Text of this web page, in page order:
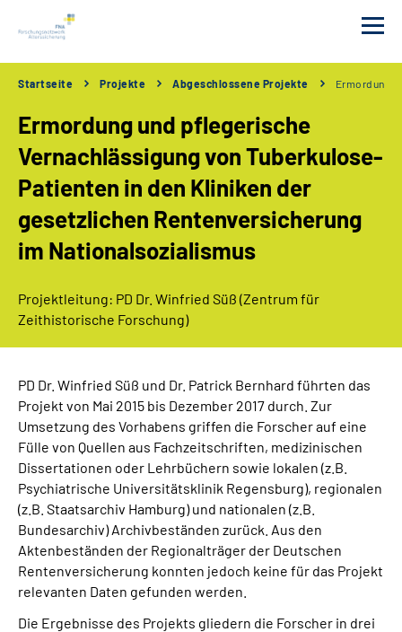
Förderungen
Tagungen
Projekte
Publikationen
Newsletter
Erklärung zur Barrierefreiheit in Deutscher
Gebärdensprache
Erklärung zur Barrierefreiheit in Leichter Sprache
Erweiterte Suche
Startseite Projekte Abgeschlossene Projekte Ermordung
Ermordung und pflegerische
Vernachlässigung von Tuberkulose-
Patienten in den Kliniken der
gesetzlichen Rentenversicherung
im Nationalsozialismus
Projektleitung: PD Dr. Winfried Süß (Zentrum für
Zeithistorische Forschung)
PD Dr. Winfried Süß und Dr. Patrick Bernhard führten das
Projekt von Mai 2015 bis Dezember 2017 durch. Zur
Umsetzung des Vorhabens griffen die Forscher auf eine
Fülle von Quellen aus Fachzeitschriften, medizinischen
Dissertationen oder Lehrbüchern sowie lokalen (z.B.
Psychiatrische Universitätsklinik Regensburg), regionalen
(z.B. Staatsarchiv Hamburg) und nationalen (z.B.
Bundesarchiv) Archivbeständen zurück. Aus den
Aktenbeständen der Regionalträger der Deutschen
Rentenversicherung konnten jedoch keine für das Projekt
relevanten Daten gefunden werden.
Die Ergebnisse des Projekts gliedern die Forscher in drei